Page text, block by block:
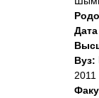
Вуз: